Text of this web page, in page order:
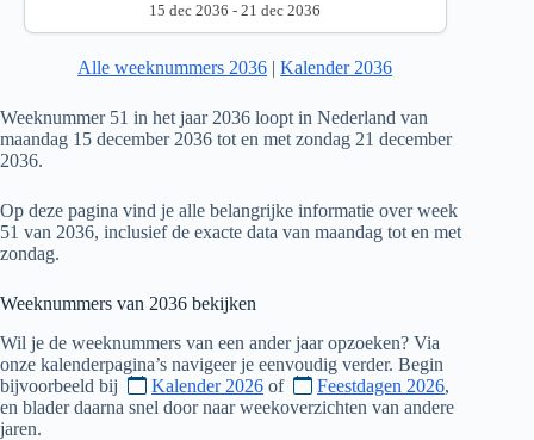
15 dec 2036 - 21 dec 2036
Alle weeknummers 2036 |Kalender 2036
Weeknummer 51 in het jaar 2036 loopt in Nederland van
maandag 15 december 2036 tot en met zondag 21 december
2036.
Op deze pagina vind je alle belangrijke informatie over week
51 van 2036, inclusief de exacte data van maandag tot en met
zondag.
Weeknummers van 2036 bekijken
Wil je de weeknummers van een ander jaar opzoeken? Via
onze kalenderpagina’s navigeer je eenvoudig verder. Begin
bijvoorbeeld bij
Kalender 2026 of Feestdagen 2026,
en blader daarna snel door naar weekoverzichten van andere
jaren.